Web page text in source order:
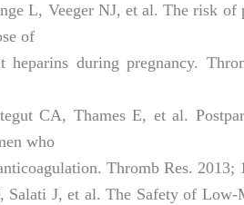
L, Veeger NJ, et al. The risk of
of
heparins during pregnancy.
CA, Thames E, et al.
who
Thromb Res. 2013;
Salati J, et al. The Safety of